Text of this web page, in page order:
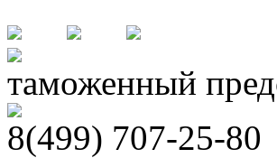
таможенный
8(499) 707-25-80